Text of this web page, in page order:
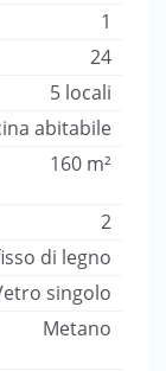
1
24
5 locali
abitabile
160 m²
2
di legno
singolo
Metano